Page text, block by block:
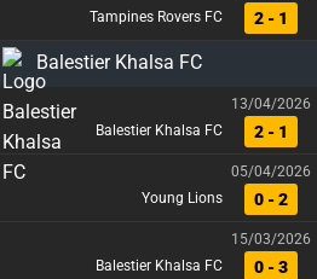
Tampines Rovers FC
2 - 1
Balestier Khalsa FC
13/04/2026
Balestier Khalsa FC
2 - 1
05/04/2026
Young Lions
0 - 2
15/03/2026
Balestier Khalsa FC
0 - 3